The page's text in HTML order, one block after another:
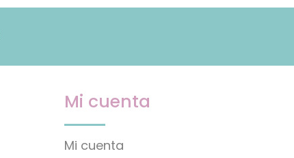
Mi cuenta
Mi cuenta